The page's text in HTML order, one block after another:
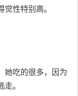
性特别高。
她吃的很多，因为
。